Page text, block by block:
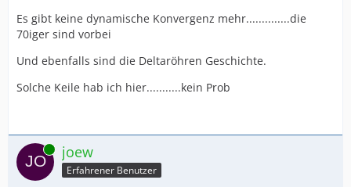
Es gibt keine dynamische Konvergenz mehr..............die
70iger sind vorbei
Und ebenfalls sind die Deltaröhren Geschichte.
Solche Keile hab ich hier...........kein Prob
Online joew
Erfahrener Benutzer